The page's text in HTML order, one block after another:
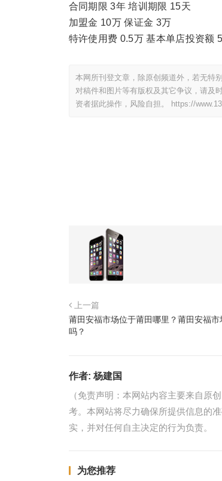
合同期限 3年 培训期限 15天
加盟金 10万 保证金 3万
特许使用费 0.5万 基本单店投资额
本网所刊登文章，除原创频道外，若无特
对稿件和图片等有版权及其它争议，请及
资者据此操作，风险自担。
https://
上一篇
莆田安福市场位于莆田哪里？莆田安福
吗？
作者: 杨建国
（免责声明：本网站内容主要来自原
考。本网站将尽力确保所提供信息的
实，并对任何自主决定的行为负责。
为您推荐